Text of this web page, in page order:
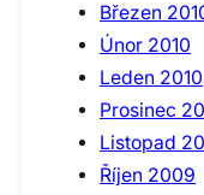
Březen
Únor 2010
Leden 2010
Prosinec
Listopad
Říjen 2009